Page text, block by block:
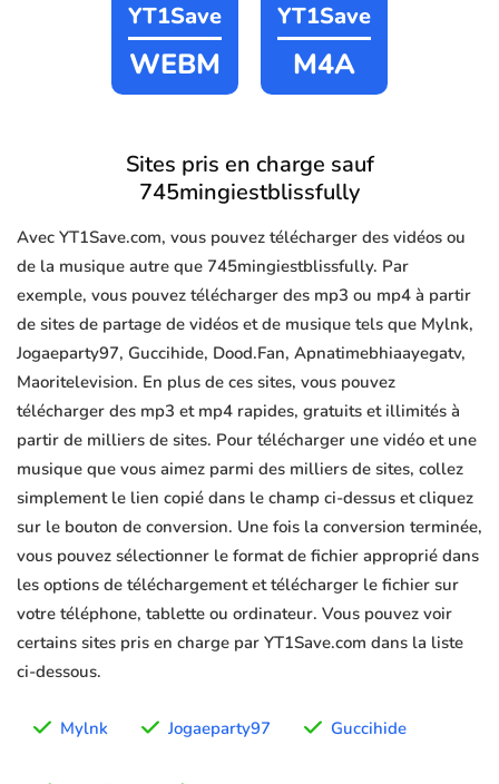
YT1Save
WEBM
YT1Save
M4A
Sites pris en charge sauf
745mingiestblissfully
Avec YT1Save.com, vous pouvez télécharger des vidéos ou
de la musique autre que 745mingiestblissfully. Par
exemple, vous pouvez télécharger des mp3 ou mp4 à partir
de sites de partage de vidéos et de musique tels que Mylnk,
Jogaeparty97, Guccihide, Dood.Fan, Apnatimebhiaayegatv,
Maoritelevision. En plus de ces sites, vous pouvez
télécharger des mp3 et mp4 rapides, gratuits et illimités à
partir de milliers de sites. Pour télécharger une vidéo et une
musique que vous aimez parmi des milliers de sites, collez
simplement le lien copié dans le champ ci-dessus et cliquez
sur le bouton de conversion. Une fois la conversion terminée,
vous pouvez sélectionner le format de fichier approprié dans
les options de téléchargement et télécharger le fichier sur
votre téléphone, tablette ou ordinateur. Vous pouvez voir
certains sites pris en charge par YT1Save.com dans la liste
ci-dessous.
Mylnk Jogaeparty97 Guccihide